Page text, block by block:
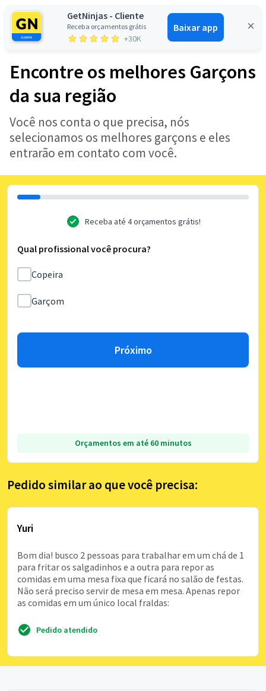
GetNinjas - Cliente
Receba orçamentos grátis
+30K
Baixar app
Entrar
Encontre os melhores Garçons
da sua região
Você nos conta o que precisa, nós
selecionamos os melhores garçons e eles
entrarão em contato com você.
Receba até 4 orçamentos grátis!
Qual profissional você procura?
Copeira
Garçom
Próximo
Orçamentos em até 60 minutos
Pedido similar ao que você precisa:
Yuri
Bom dia! busco 2 pessoas para trabalhar em um chá de 1
para fritar os salgadinhos e a outra para repor as
comidas em uma mesa fixa que ficará no salão de festas.
Não será preciso servir de mesa em mesa. Apenas repor
as comidas em um único local fraldas:
Pedido atendido